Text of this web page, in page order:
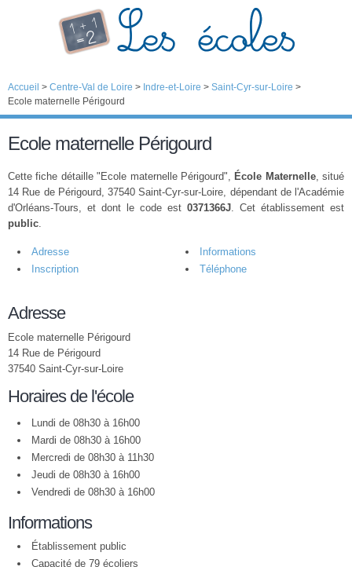
Accueil > Centre-Val de Loire > Indre-et-Loire > Saint-Cyr-sur-Loire >
Ecole maternelle Périgourd
Ecole maternelle Périgourd
Cette fiche détaille "Ecole maternelle Périgourd", École Maternelle, situé
14 Rue de Périgourd, 37540 Saint-Cyr-sur-Loire, dépendant de l'Académie
d'Orléans-Tours, et dont le code est 0371366J. Cet établissement est
public.
Adresse
Informations
Inscription
Téléphone
Adresse
Ecole maternelle Périgourd
14 Rue de Périgourd
37540 Saint-Cyr-sur-Loire
Horaires de l'école
Lundi de 08h30 à 16h00
Mardi de 08h30 à 16h00
Mercredi de 08h30 à 11h30
Jeudi de 08h30 à 16h00
Vendredi de 08h30 à 16h00
Informations
Établissement public
Capacité de 79 écoliers